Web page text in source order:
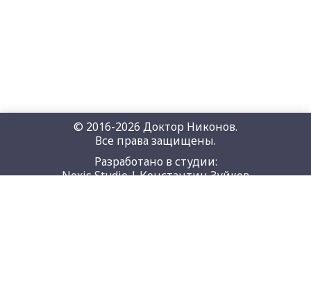
© 2016-2026 Доктор Никонов.
Все права защищены.
Разработано в студии:
Noxis Studio | Константин Зуйков